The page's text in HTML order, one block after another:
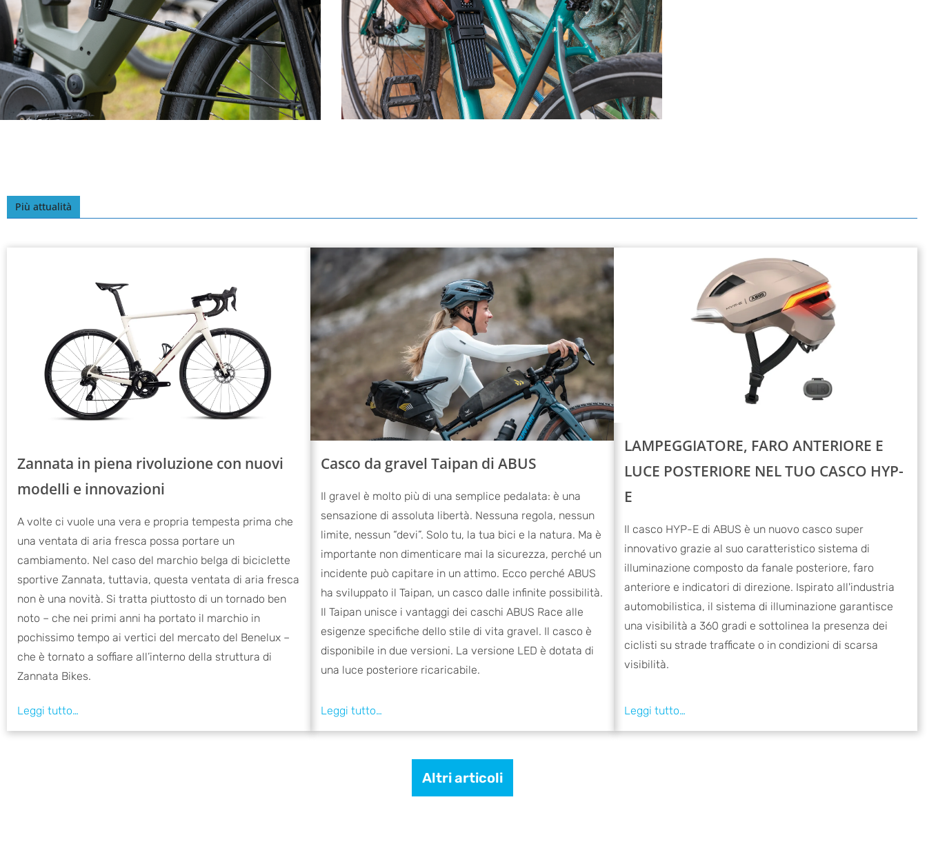
Più attualità
Zannata in piena rivoluzione con nuovi
modelli e innovazioni
A volte ci vuole una vera e propria tempesta prima che
una ventata di aria fresca possa portare un
cambiamento. Nel caso del marchio belga di biciclette
sportive Zannata, tuttavia, questa ventata di aria fresca
non è una novità. Si tratta piuttosto di un tornado ben
noto – che nei primi anni ha portato il marchio in
pochissimo tempo ai vertici del mercato del Benelux –
che è tornato a soffiare all’interno della struttura di
Zannata Bikes.
Casco da gravel Taipan di ABUS
Il gravel è molto più di una semplice pedalata: è una
sensazione di assoluta libertà. Nessuna regola, nessun
limite, nessun “devi”. Solo tu, la tua bici e la natura. Ma è
importante non dimenticare mai la sicurezza, perché un
incidente può capitare in un attimo. Ecco perché ABUS
ha sviluppato il Taipan, un casco dalle infinite possibilità.
Il Taipan unisce i vantaggi dei caschi ABUS Race alle
esigenze specifiche dello stile di vita gravel. Il casco è
disponibile in due versioni. La versione LED è dotata di
una luce posteriore ricaricabile.
LAMPEGGIATORE, FARO ANTERIORE E
LUCE POSTERIORE NEL TUO CASCO HYP-
E
Il casco HYP-E di ABUS è un nuovo casco super
innovativo grazie al suo caratteristico sistema di
illuminazione composto da fanale posteriore, faro
anteriore e indicatori di direzione. Ispirato all'industria
automobilistica, il sistema di illuminazione garantisce
una visibilità a 360 gradi e sottolinea la presenza dei
ciclisti su strade trafficate o in condizioni di scarsa
visibilità.
Altri articoli